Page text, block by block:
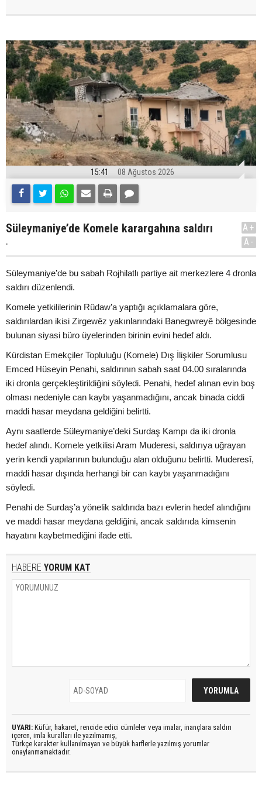
15:41 08 Ağustos 2026
Süleymaniye’de Komele karargahına saldırı
.
A+
A-
Süleymaniye’de bu sabah Rojhilatlı partiye ait merkezlere 4 dronla
saldırı düzenlendi.
Komele yetkililerinin Rûdaw’a yaptığı açıklamalara göre,
saldırılardan ikisi Zirgewêz yakınlarındaki Banegwreyê bölgesinde
bulunan siyasi büro üyelerinden birinin evini hedef aldı.
Kürdistan Emekçiler Topluluğu (Komele) Dış İlişkiler Sorumlusu
Emced Hüseyin Penahi, saldırının sabah saat 04.00 sıralarında
iki dronla gerçekleştirildiğini söyledi. Penahi, hedef alınan evin boş
olması nedeniyle can kaybı yaşanmadığını, ancak binada ciddi
maddi hasar meydana geldiğini belirtti.
Aynı saatlerde Süleymaniye’deki Surdaş Kampı da iki dronla
hedef alındı. Komele yetkilisi Aram Muderesi, saldırıya uğrayan
yerin kendi yapılarının bulunduğu alan olduğunu belirtti. Muderesî,
maddi hasar dışında herhangi bir can kaybı yaşanmadığını
söyledi.
Penahi de Surdaş’a yönelik saldırıda bazı evlerin hedef alındığını
ve maddi hasar meydana geldiğini, ancak saldırıda kimsenin
hayatını kaybetmediğini ifade etti.
HABERE YORUM KAT
UYARI: Küfür, hakaret, rencide edici cümleler veya imalar, inançlara saldırı
içeren, imla kuralları ile yazılmamış,
Türkçe karakter kullanılmayan ve büyük harflerle yazılmış yorumlar
onaylanmamaktadır.